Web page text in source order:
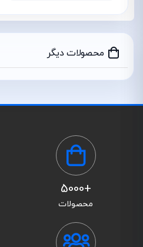
محصولات دیگر
+5000
محصولات